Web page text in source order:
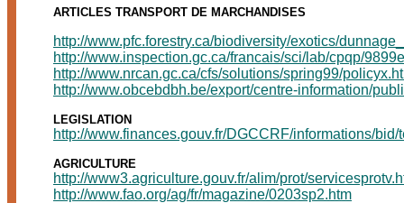
ARTICLES TRANSPORT DE MARCHANDISES
http://www.pfc.forestry.ca/biodiversity/exotics/
http://www.inspection.gc.ca/francais/sci/lab/cpqp/
http://www.nrcan.gc.ca/cfs/solutions/spring99/
http://www.obcebdbh.be/export/centre-information/
LEGISLATION
http://www.finances.gouv.fr/DGCCRF/informations/
AGRICULTURE
http://www3.agriculture.gouv.fr/alim/prot/
http://www.fao.org/ag/fr/magazine/0203sp2.htm